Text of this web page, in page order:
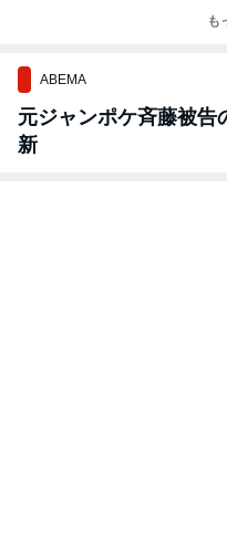
も
ABEMA
元ジャンポケ斉藤被告
新